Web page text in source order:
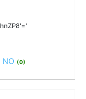
NO (0)